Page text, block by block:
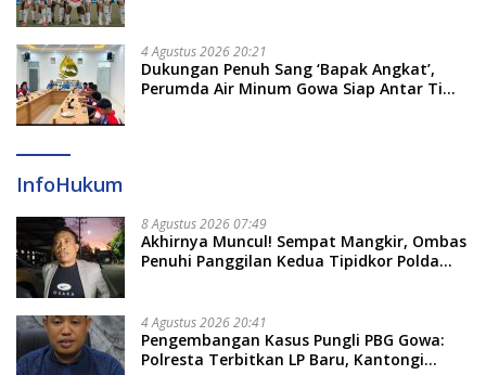
4 Agustus 2026 20:21
Dukungan Penuh Sang ‘Bapak Angkat’,
Perumda Air Minum Gowa Siap Antar Tim
InfoHukum
8 Agustus 2026 07:49
Akhirnya Muncul! Sempat Mangkir, Ombas
Penuhi Panggilan Kedua Tipidkor Polda
4 Agustus 2026 20:41
Pengembangan Kasus Pungli PBG Gowa:
Polresta Terbitkan LP Baru, Kantongi